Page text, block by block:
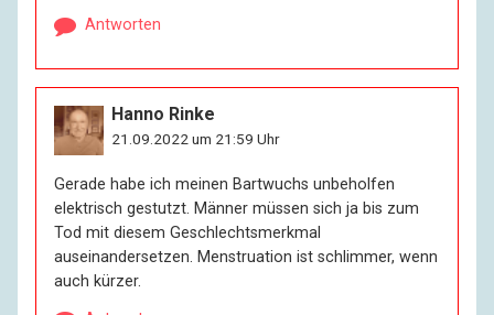
Antworten
Hanno Rinke
21.09.2022 um 21:59 Uhr
Gerade habe ich meinen Bartwuchs unbeholfen
elektrisch gestutzt. Männer müssen sich ja bis zum
Tod mit diesem Geschlechtsmerkmal
auseinandersetzen. Menstruation ist schlimmer, wenn
auch kürzer.